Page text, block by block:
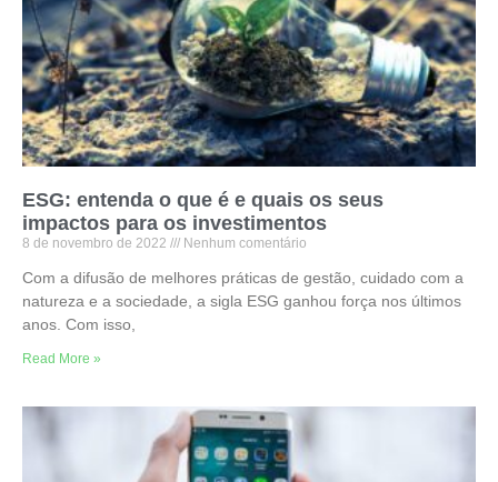
ESG: entenda o que é e quais os seus
impactos para os investimentos
8 de novembro de 2022 Nenhum comentário
Com a difusão de melhores práticas de gestão, cuidado com a
natureza e a sociedade, a sigla ESG ganhou força nos últimos
anos. Com isso,
Read More »